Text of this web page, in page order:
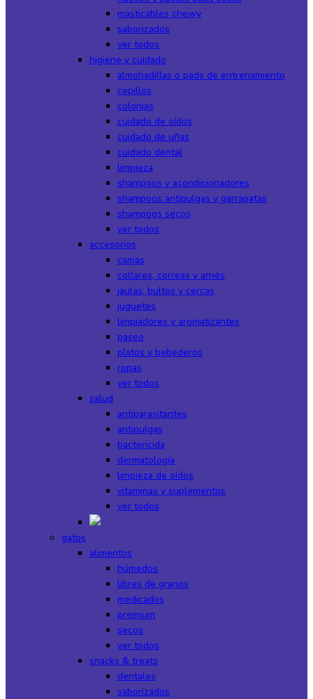
masticables chewy
saborizados
ver todos
higiene y cuidado
almohadillas o pads de entrenamiento
cepillos
colonias
cuidado de oídos
cuidado de uñas
cuidado dental
limpieza
shampoos y acondicionadores
shampoos antipulgas y garrapatas
shampoos secos
ver todos
accesorios
camas
collares, correas y arnés
jaulas, bultos y cercas
juguetes
limpiadores y aromatizantes
paseo
platos y bebederos
ropas
ver todos
salud
antiparasitantes
antipulgas
bactericida
dermatología
limpieza de oídos
vitaminas y suplementos
ver todos
gatos
alimentos
húmedos
libres de granos
medicados
premium
secos
ver todos
snacks & treats
dentales
saborizados